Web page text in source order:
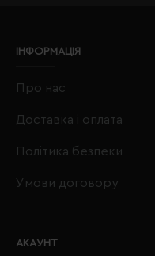
ІНФОРМАЦІЯ
Про нас
Доставка і оплата
Політика безпеки
Умови договору
АКАУНТ